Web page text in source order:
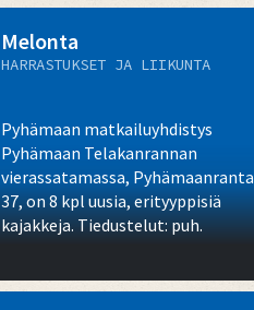
Melonta
HARRASTUKSET JA LIIKUNTA
Pyhämaan matkailuyhdistys
Pyhämaan Telakanrannan
vierassatamassa, Pyhämaanranta
37, on 8 kpl uusia, erityyppisiä
kajakkeja. Tiedustelut: puh.